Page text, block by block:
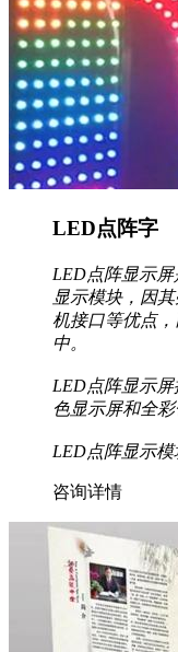
LED点阵字
LED点阵显示
显示模块，因
机接口等优点
中。
LED点阵显示
色显示屏和全彩
LED点阵显示模
咨询详情